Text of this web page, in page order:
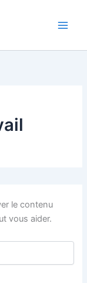
le contenu
vous aider.